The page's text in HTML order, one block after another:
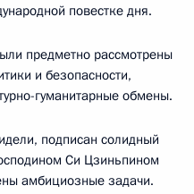
повестке дня.
предметно рассмотрены
и безопасности,
гуманитарные обмены.
подписан солидный
Си Цзиньпином
амбициозные задачи.